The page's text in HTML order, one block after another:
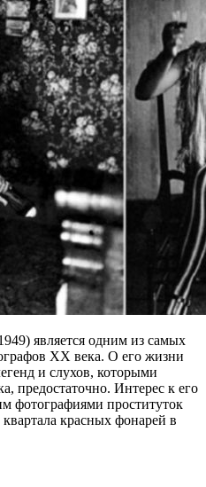
является одним из самых
XX века. О его жизни
и слухов, которыми
предостаточно. Интерес к его
фотографиями проституток
красных фонарей в